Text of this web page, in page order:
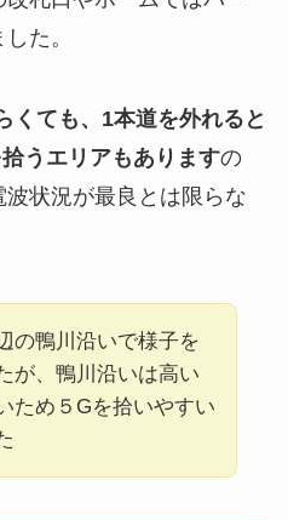
た。
くても、1本道を外れると
うエリアもありますの
状況が最良とは限らな
の鴨川沿いで様子を
が、鴨川沿いは高い
ため５Gを拾いやすい